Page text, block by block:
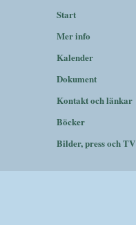
Start
Mer info
Kalender
Dokument
Kontakt och länkar
Böcker
Bilder, press och TV